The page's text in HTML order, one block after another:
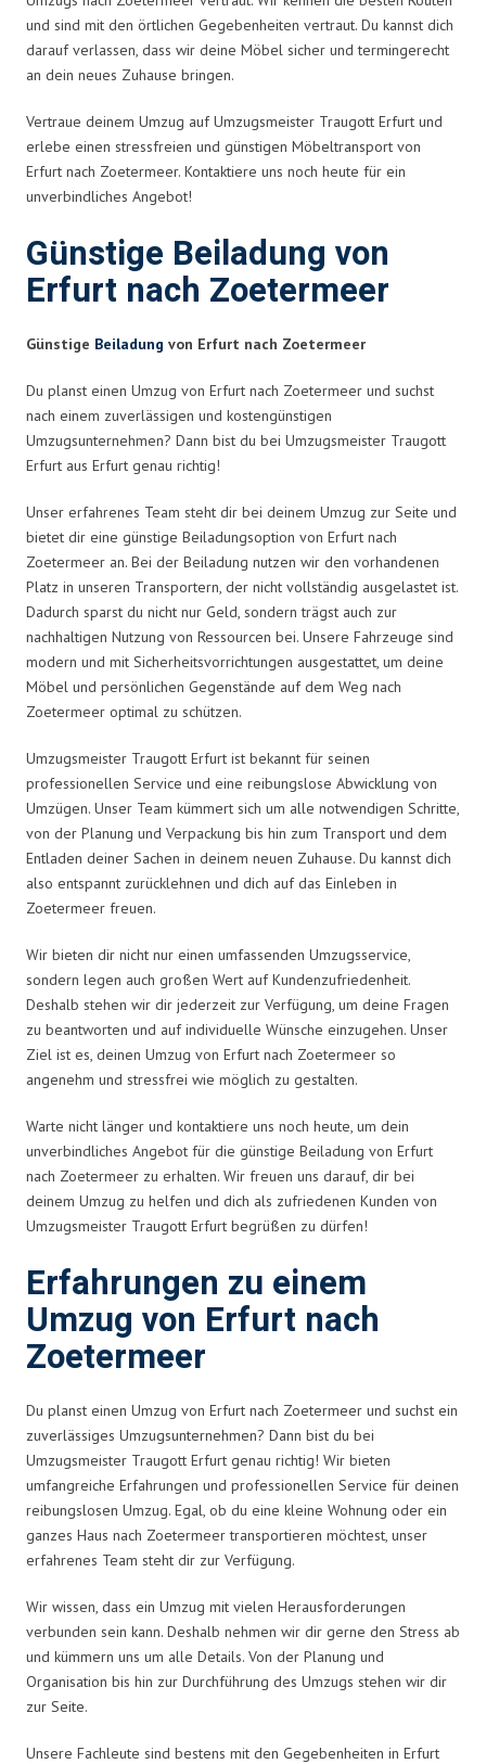
und sind mit den örtlichen Gegebenheiten vertraut. Du kannst dich
darauf verlassen, dass wir deine Möbel sicher und termingerecht
an dein neues Zuhause bringen.
Vertraue deinem Umzug auf Umzugsmeister Traugott Erfurt und
erlebe einen stressfreien und günstigen Möbeltransport von
Erfurt nach Zoetermeer. Kontaktiere uns noch heute für ein
unverbindliches Angebot!
Günstige Beiladung von
Erfurt nach Zoetermeer
Günstige Beiladung von Erfurt nach Zoetermeer
Du planst einen Umzug von Erfurt nach Zoetermeer und suchst
nach einem zuverlässigen und kostengünstigen
Umzugsunternehmen? Dann bist du bei Umzugsmeister Traugott
Erfurt aus Erfurt genau richtig!
Unser erfahrenes Team steht dir bei deinem Umzug zur Seite und
bietet dir eine günstige Beiladungsoption von Erfurt nach
Zoetermeer an. Bei der Beiladung nutzen wir den vorhandenen
Platz in unseren Transportern, der nicht vollständig ausgelastet ist.
Dadurch sparst du nicht nur Geld, sondern trägst auch zur
nachhaltigen Nutzung von Ressourcen bei. Unsere Fahrzeuge sind
modern und mit Sicherheitsvorrichtungen ausgestattet, um deine
Möbel und persönlichen Gegenstände auf dem Weg nach
Zoetermeer optimal zu schützen.
Umzugsmeister Traugott Erfurt ist bekannt für seinen
professionellen Service und eine reibungslose Abwicklung von
Umzügen. Unser Team kümmert sich um alle notwendigen Schritte,
von der Planung und Verpackung bis hin zum Transport und dem
Entladen deiner Sachen in deinem neuen Zuhause. Du kannst dich
also entspannt zurücklehnen und dich auf das Einleben in
Zoetermeer freuen.
Wir bieten dir nicht nur einen umfassenden Umzugsservice,
sondern legen auch großen Wert auf Kundenzufriedenheit.
Deshalb stehen wir dir jederzeit zur Verfügung, um deine Fragen
zu beantworten und auf individuelle Wünsche einzugehen. Unser
Ziel ist es, deinen Umzug von Erfurt nach Zoetermeer so
angenehm und stressfrei wie möglich zu gestalten.
Warte nicht länger und kontaktiere uns noch heute, um dein
unverbindliches Angebot für die günstige Beiladung von Erfurt
nach Zoetermeer zu erhalten. Wir freuen uns darauf, dir bei
deinem Umzug zu helfen und dich als zufriedenen Kunden von
Umzugsmeister Traugott Erfurt begrüßen zu dürfen!
Erfahrungen zu einem
Umzug von Erfurt nach
Zoetermeer
Du planst einen Umzug von Erfurt nach Zoetermeer und suchst ein
zuverlässiges Umzugsunternehmen? Dann bist du bei
Umzugsmeister Traugott Erfurt genau richtig! Wir bieten
umfangreiche Erfahrungen und professionellen Service für deinen
reibungslosen Umzug. Egal, ob du eine kleine Wohnung oder ein
ganzes Haus nach Zoetermeer transportieren möchtest, unser
erfahrenes Team steht dir zur Verfügung.
Wir wissen, dass ein Umzug mit vielen Herausforderungen
verbunden sein kann. Deshalb nehmen wir dir gerne den Stress ab
und kümmern uns um alle Details. Von der Planung und
Organisation bis hin zur Durchführung des Umzugs stehen wir dir
zur Seite.
Unsere Fachleute sind bestens mit den Gegebenheiten in Erfurt